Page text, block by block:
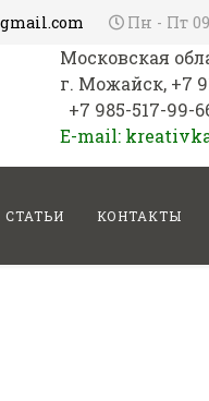
Пн - Пт
Московская
г. Можайск, +7
+7 985-517-99-
E-mail:
СТАТЬИ КОНТАКТЫ